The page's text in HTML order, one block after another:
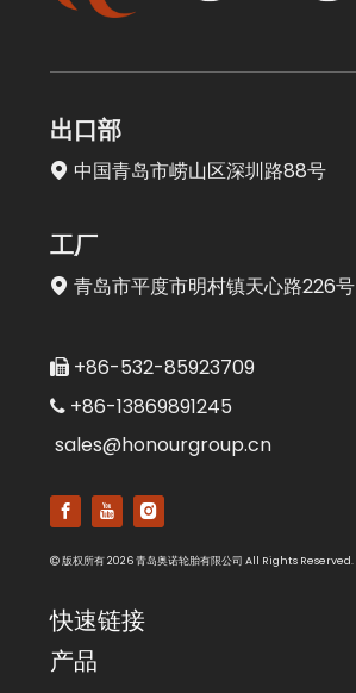
出口部
 中国青岛市崂山区深圳路88号
工厂
 青岛市平度市明村镇天心路226号
 +86-532-85923709
 +86-13869891245
sales@honourgroup.cn
 版权所有2026青岛奥诺轮胎有限公司 All Rights Reserved.
快速链接
产品